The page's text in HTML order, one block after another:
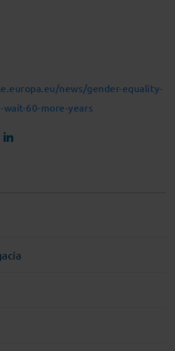
news/gender-equality-
wait-60-more-years